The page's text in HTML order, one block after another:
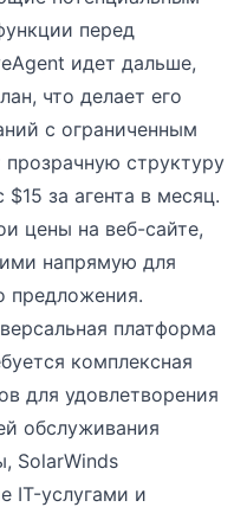
перед
идет дальше,
что делает его
с ограниченным
структуру
за агента в месяц.
цены на веб-сайте,
напрямую для
предложения.
платформа
комплексная
для удовлетворения
обслуживания
SolarWinds
IT-услугами и